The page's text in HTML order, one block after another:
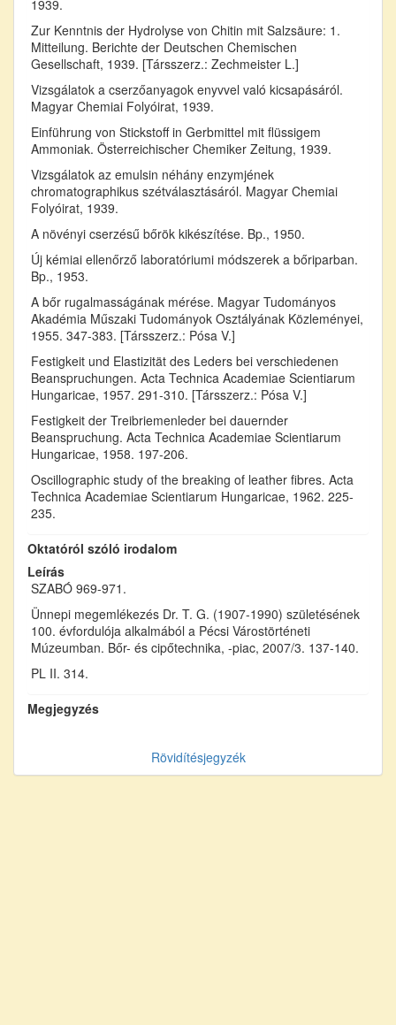
1939.
Zur Kenntnis der Hydrolyse von Chitin mit Salzsäure: 1.
Mitteilung. Berichte der Deutschen Chemischen
Gesellschaft, 1939. [Társszerz.: Zechmeister L.]
Vizsgálatok a cserzőanyagok enyvvel való kicsapásáról.
Magyar Chemiai Folyóirat, 1939.
Einführung von Stickstoff in Gerbmittel mit flüssigem
Ammoniak. Österreichischer Chemiker Zeitung, 1939.
Vizsgálatok az emulsin néhány enzymjének
chromatographikus szétválasztásáról. Magyar Chemiai
Folyóirat, 1939.
A növényi cserzésű bőrök kikészítése. Bp., 1950.
Új kémiai ellenőrző laboratóriumi módszerek a bőriparban.
Bp., 1953.
A bőr rugalmasságának mérése. Magyar Tudományos
Akadémia Műszaki Tudományok Osztályának Közleményei,
1955. 347-383. [Társszerz.: Pósa V.]
Festigkeit und Elastizität des Leders bei verschiedenen
Beanspruchungen. Acta Technica Academiae Scientiarum
Hungaricae, 1957. 291-310. [Társszerz.: Pósa V.]
Festigkeit der Treibriemenleder bei dauernder
Beanspruchung. Acta Technica Academiae Scientiarum
Hungaricae, 1958. 197-206.
Oscillographic study of the breaking of leather fibres. Acta
Technica Academiae Scientiarum Hungaricae, 1962. 225-
235.
Oktatóról szóló irodalom
Leírás
SZABÓ 969-971.
Ünnepi megemlékezés Dr. T. G. (1907-1990) születésének
100. évfordulója alkalmából a Pécsi Várostörténeti
Múzeumban. Bőr- és cipőtechnika, -piac, 2007/3. 137-140.
PL II. 314.
Megjegyzés
Rövidítésjegyzék